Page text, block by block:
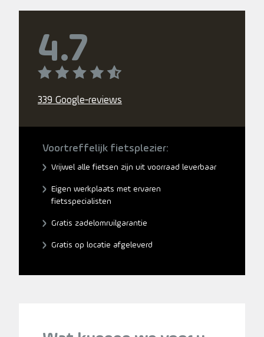
4.7
339 Google-reviews
Voortreffelijk fietsplezier:
Vrijwel alle fietsen zijn uit voorraad leverbaar
Eigen werkplaats met ervaren
fietsspecialisten
Gratis zadelomruilgarantie
Gratis op locatie afgeleverd